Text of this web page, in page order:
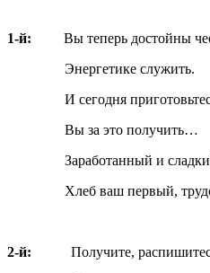
1-й:
Вы теперь достойны
Энергетике служить.
И сегодня
Вы за это получить…
Заработанный и
Хлеб ваш первый,
2-й: Получите,